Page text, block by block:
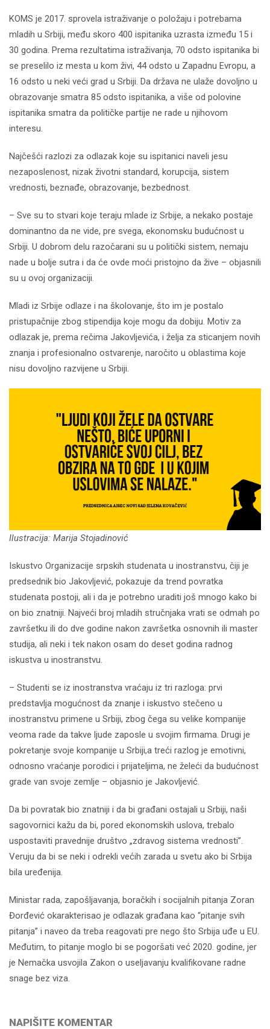
KOMS je 2017. sprovela istraživanje o položaju i potrebama
mladih u Srbiji, među skoro 400 ispitanika uzrasta između 15 i
30 godina. Prema rezultatima istraživanja, 70 odsto ispitanika bi
se preselilo iz mesta u kom živi, 44 odsto u Zapadnu Evropu, a
16 odsto u neki veći grad u Srbiji. Da država ne ulaže dovoljno u
obrazovanje smatra 85 odsto ispitanika, a više od polovine
ispitanika smatra da političke partije ne rade u njihovom
interesu.
Najčešći razlozi za odlazak koje su ispitanici naveli jesu
nezaposlenost, nizak životni standard, korupcija, sistem
vrednosti, beznađe, obrazovanje, bezbednost.
– Sve su to stvari koje teraju mlade iz Srbije, a nekako postaje
dominantno da ne vide, pre svega, ekonomsku budućnost u
Srbiji. U dobrom delu razočarani su u politički sistem, nemaju
nade u bolje sutra i da će ovde moći pristojno da žive – objasnili
su u ovoj organizaciji.
Mladi iz Srbije odlaze i na školovanje, što im je postalo
pristupačnije zbog stipendija koje mogu da dobiju. Motiv za
odlazak je, prema rečima Jakovljevića, i želja za sticanjem novih
znanja i profesionalno ostvarenje, naročito u oblastima koje
nisu dovoljno razvijene u Srbiji.
Ilustracija: Marija Stojadinović
Iskustvo Organizacije srpskih studenata u inostranstvu, čiji je
predsednik bio Jakovljević, pokazuje da trend povratka
studenata postoji, ali i da je potrebno uraditi još mnogo kako bi
on bio znatniji. Najveći broj mladih stručnjaka vrati se odmah po
završetku ili do dve godine nakon završetka osnovnih ili master
studija, ali neki i tek nakon osam do deset godina radnog
iskustva u inostranstvu.
– Studenti se iz inostranstva vraćaju iz tri razloga: prvi
predstavlja mogućnost da znanje i iskustvo stečeno u
inostranstvu primene u Srbiji, zbog čega su velike kompanije
veoma rade da takve ljude zaposle u svojim firmama. Drugi je
pokretanje svoje kompanije u Srbiji,a treći razlog je emotivni,
odnosno vraćanje porodici i prijateljima, ne želeći da budućnost
grade van svoje zemlje – objasnio je Jakovljević.
Da bi povratak bio znatniji i da bi građani ostajali u Srbiji, naši
sagovornici kažu da bi, pored ekonomskih uslova, trebalo
uspostaviti pravednije društvo „zdravog sistema vrednosti”.
Veruju da bi se neki i odrekli većih zarada u svetu ako bi Srbija
bila uređenija.
Ministar rada, zapošljavanja, boračkih i socijalnih pitanja Zoran
Đorđević okarakterisao je odlazak građana kao “pitanje svih
pitanja” i naveo da treba reagovati pre nego što Srbija uđe u EU.
Međutim, to pitanje moglo bi se pogoršati već 2020. godine, jer
je Nemačka usvojila Zakon o useljavanju kvalifikovane radne
snage bez viza.
NAPIŠITE KOMENTAR